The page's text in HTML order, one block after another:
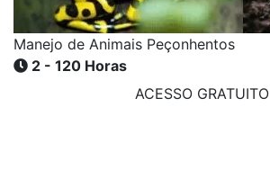
Manejo de Animais Peçonhentos
2 - 120 Horas
ACESSO GRATUITO